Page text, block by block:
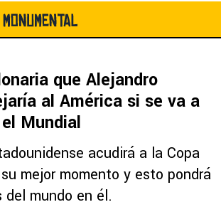
que Alejandro
al América si se va a
Mundial
acudirá a la Copa
mejor momento y esto pondrá
mundo en él.